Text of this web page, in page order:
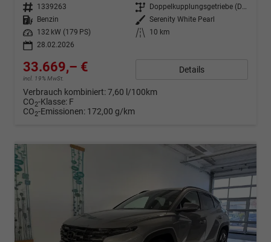
Fahrzeugnr. 1339263 Getriebe
Doppelkupplungsgetriebe (DSG)
Kraftstoff
Benzin Außenfarbe Serenity White Pearl
Leistung
132 kW (179 PS) Kilometerstand
10 km
28.02.2026
33.669,– €
incl. 19% MwSt.
Details
Verbrauch kombiniert:7,60 l/100km
CO2-Klasse: F
CO2-Emissionen: 172,00 g/km